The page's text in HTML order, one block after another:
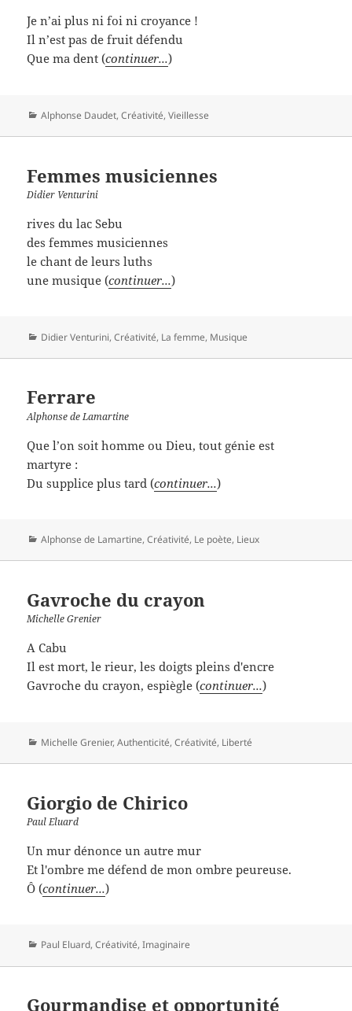
Je n’ai plus ni foi ni croyance !
Il n’est pas de fruit défendu
Que ma dent (continuer...)
Catégories
Alphonse Daudet,Créativité,Vieillesse
Femmes musiciennes
Didier Venturini
rives du lac Sebu
des femmes musiciennes
le chant de leurs luths
une musique (continuer...)
Catégories
Didier Venturini,Créativité, La femme, Musique
Ferrare
Alphonse de Lamartine
Que l’on soit homme ou Dieu, tout génie est
martyre :
Du supplice plus tard (continuer...)
Catégories
Alphonse de Lamartine,Créativité, Le poète, Lieux
Gavroche du crayon
Michelle Grenier
A Cabu
Il est mort, le rieur, les doigts pleins d'encre
Gavroche du crayon, espiègle (continuer...)
Catégories
Michelle Grenier,Authenticité,Créativité, Liberté
Giorgio de Chirico
Paul Eluard
Un mur dénonce un autre mur
Et l'ombre me défend de mon ombre peureuse.
Ô (continuer...)
Catégories
Paul Eluard,Créativité,Imaginaire
Gourmandise et opportunité